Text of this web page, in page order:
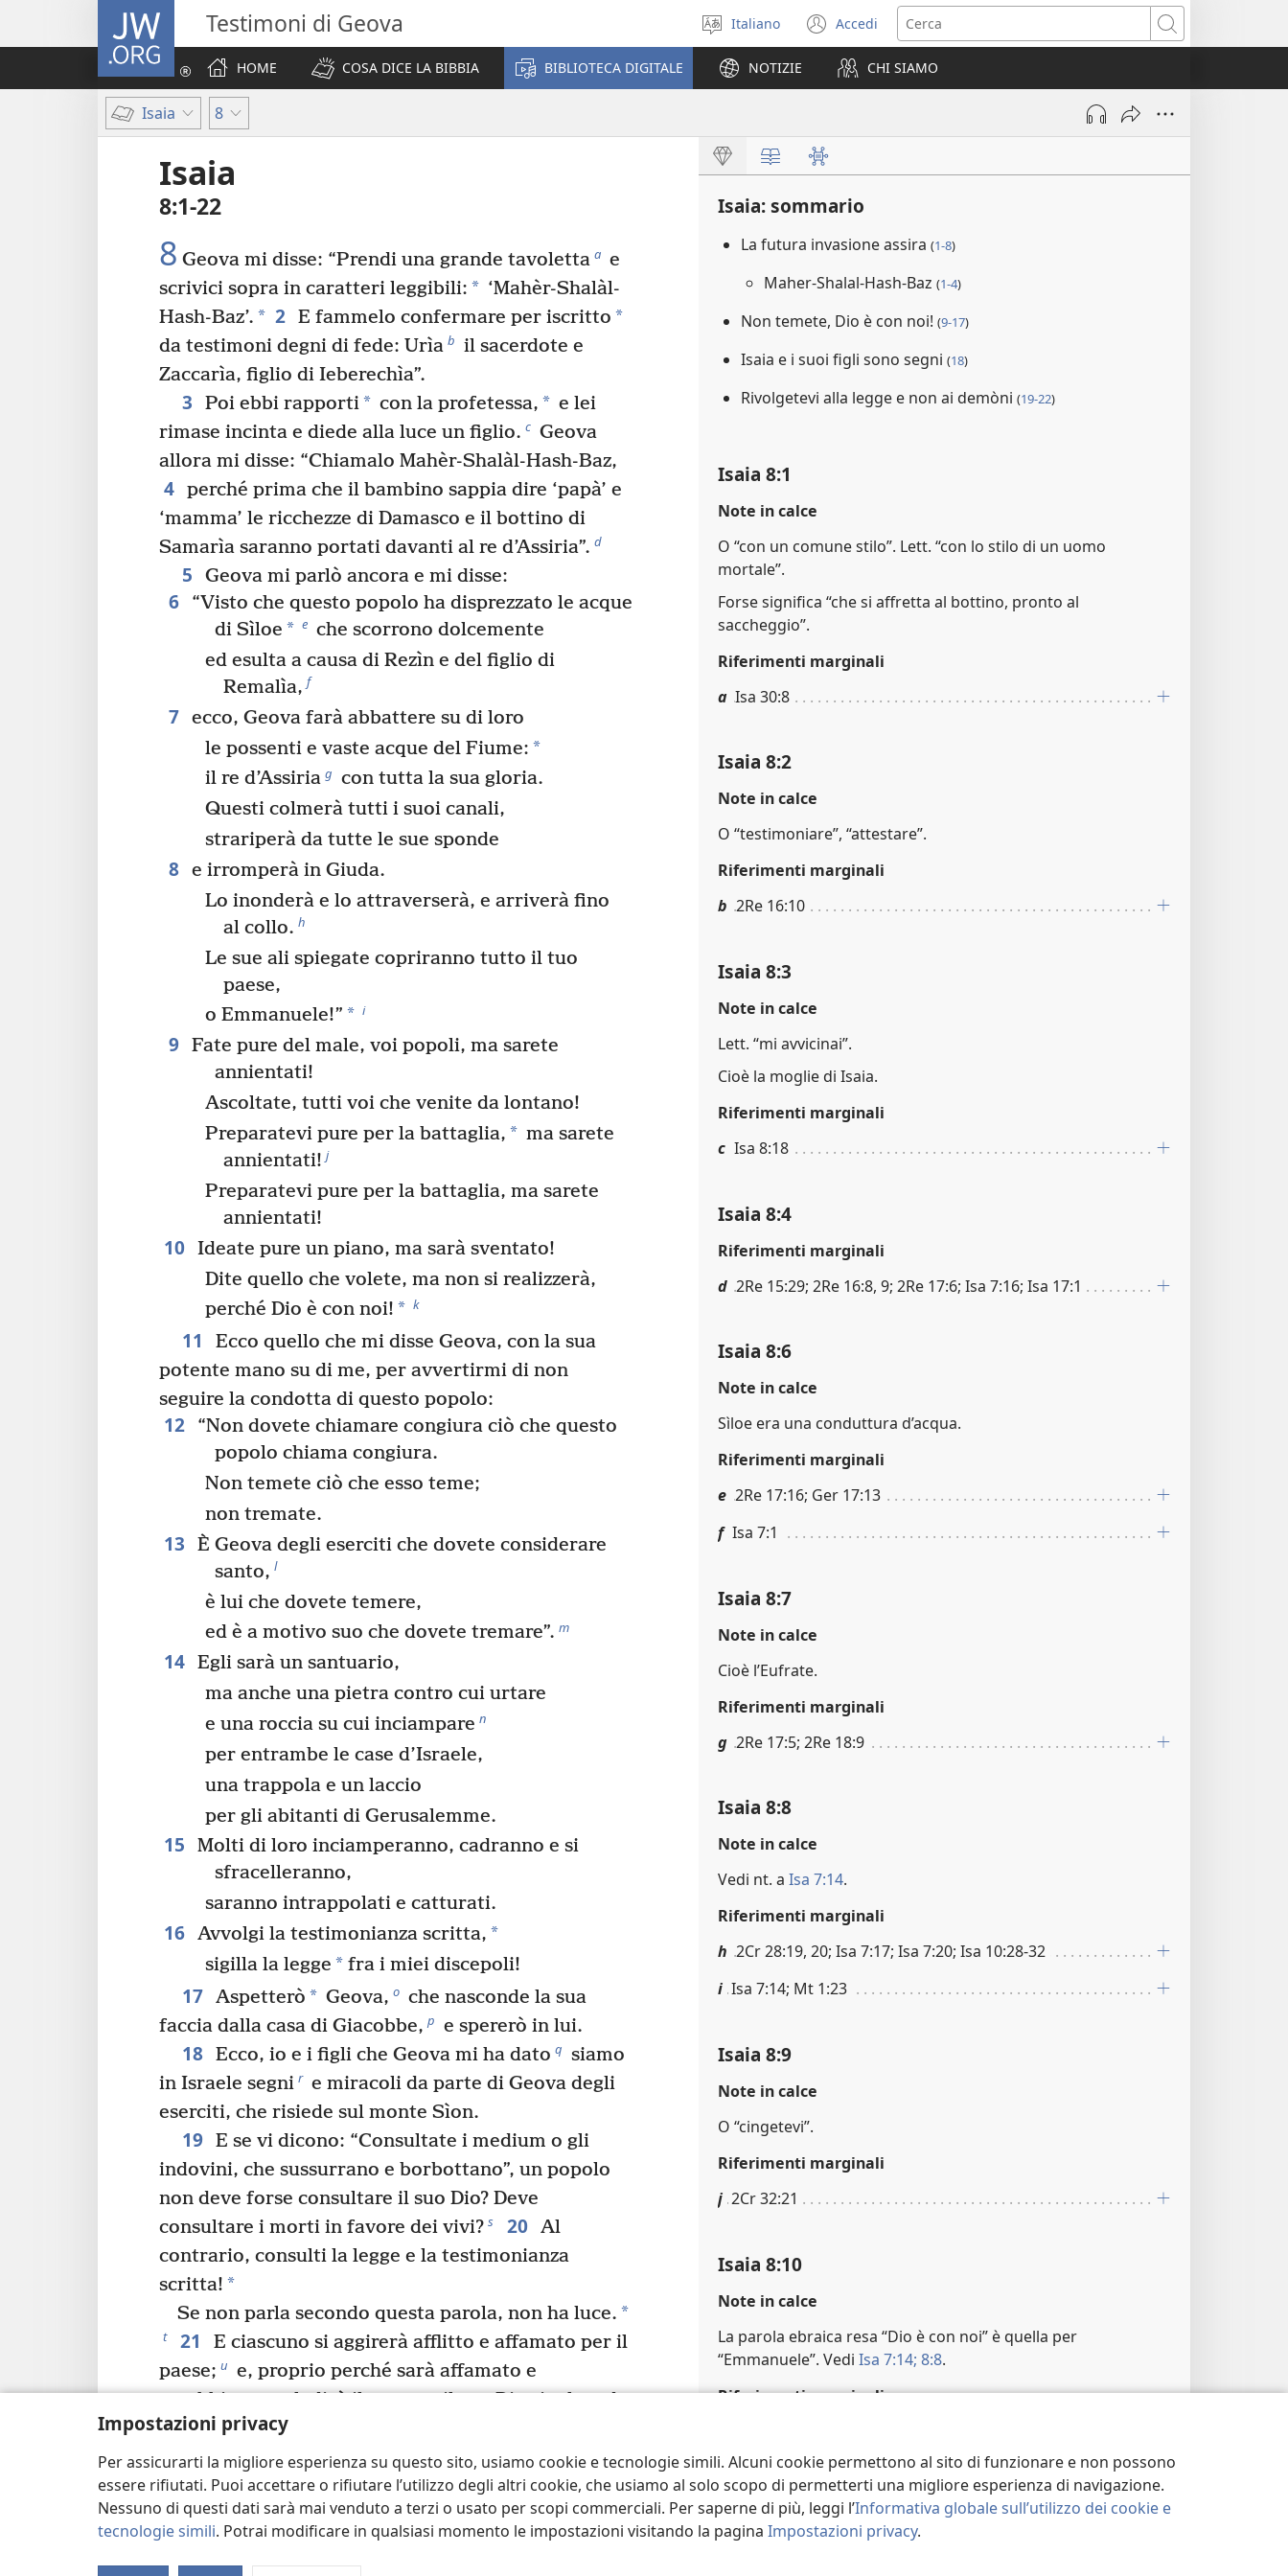
Impostazioni privacy
Per assicurarti la migliore esperienza su questo sito, usiamo cookie e tecnologie simili. Alcuni cookie permettono al sito di funzionare e non possono
essere rifiutati. Puoi accettare o rifiutare l’utilizzo degli altri cookie, che usiamo al solo scopo di permetterti una migliore esperienza di navigazione.
Nessuno di questi dati sarà mai venduto a terzi o usato per scopi commerciali. Per saperne di più, leggi l’Informativa globale sull’utilizzo dei cookie e
tecnologie simili. Potrai modificare in qualsiasi momento le impostazioni visitando la pagina Impostazioni privacy.
JW.ORG Testimoni di Geova
Seleziona
la
lingua
Italiano Accedi
(apre
una
nuova
finestra)
Cerca
HOME
COSA DICE LA BIBBIA BIBLIOTECA DIGITALE NOTIZIE CHI SIAMO
Isaia 8
Isaia
8:1-22
8 Geova mi disse: “Prendi una grande tavoletta a e
scrivici sopra in caratteri leggibili: * ‘Mahèr-Shalàl-
Hash-Baz’. * 2 E fammelo confermare per iscritto *
da testimoni degni di fede: Urìa b il sacerdote e
Zaccarìa, figlio di Ieberechìa”.
3 Poi ebbi rapporti* con la profetessa, * e lei
rimase incinta e diede alla luce un figlio. c Geova
allora mi disse: “Chiamalo Mahèr-Shalàl-Hash-Baz,
4 perché prima che il bambino sappia dire ‘papà’ e
‘mamma’ le ricchezze di Damasco e il bottino di
Samarìa saranno portati davanti al re d’Assiria”. d
5 Geova mi parlò ancora e mi disse:
6
“Visto che questo popolo ha disprezzato le acque
di Sìloe * e che scorrono dolcemente
ed esulta a causa di Rezìn e del figlio di
Remalìa, f
7 ecco, Geova farà abbattere su di loro
le possenti e vaste acque del Fiume: *
il re d’Assiria g con tutta la sua gloria.
Questi colmerà tutti i suoi canali,
strariperà da tutte le sue sponde
8 e irromperà in Giuda.
Lo inonderà e lo attraverserà, e arriverà fino
al collo. h
Le sue ali spiegate copriranno tutto il tuo
paese,
o Emmanuele!” * i
9 Fate pure del male, voi popoli, ma sarete
annientati!
Ascoltate, tutti voi che venite da lontano!
Preparatevi pure per la battaglia, * ma sarete
annientati! j
Preparatevi pure per la battaglia, ma sarete
annientati!
10 Ideate pure un piano, ma sarà sventato!
Dite quello che volete, ma non si realizzerà,
perché Dio è con noi! * k
11
Ecco quello che mi disse Geova, con la sua
potente mano su di me, per avvertirmi di non
seguire la condotta di questo popolo:
12
“Non dovete chiamare congiura ciò che questo
popolo chiama congiura.
Non temete ciò che esso teme;
non tremate.
13
È Geova degli eserciti che dovete considerare
santo, l
è lui che dovete temere,
ed è a motivo suo che dovete tremare”. m
14 Egli sarà un santuario,
ma anche una pietra contro cui urtare
e una roccia su cui inciampare n
per entrambe le case d’Israele,
una trappola e un laccio
per gli abitanti di Gerusalemme.
15
Molti di loro inciamperanno, cadranno e si
sfracelleranno,
saranno intrappolati e catturati.
16 Avvolgi la testimonianza scritta, *
sigilla la legge * fra i miei discepoli!
17 Aspetterò * Geova, o che nasconde la sua
faccia dalla casa di Giacobbe, p e spererò in lui.
18 Ecco, io e i figli che Geova mi ha dato q siamo
in Israele segni r e miracoli da parte di Geova degli
eserciti, che risiede sul monte Sìon.
19 E se vi dicono: “Consultate i medium o gli
indovini, che sussurrano e borbottano”, un popolo
non deve forse consultare il suo Dio? Deve
consultare i morti in favore dei vivi? s 20 Al
contrario, consulti la legge e la testimonianza
scritta! *
Se non parla secondo questa parola, non ha luce. *
t 21
E ciascuno si aggirerà afflitto e affamato per il
paese; u e, proprio perché sarà affamato e
arrabbiato, maledirà il suo re e il suo Dio rivolgendo
lo sguardo verso l’alto.
alla terra e vedrà solo angoscia, tenebre, oscurità e
tempi difficili, buio e nessuna luce.
Precedente
Isaia: sommario
La futura invasione assira (1-8)
Maher-Shalal-Hash-Baz (1-4)
Non temete, Dio è con noi! (9-17)
Isaia e i suoi figli sono segni (18)
Rivolgetevi alla legge e non ai demòni (19-22)
Isaia 8:1
Note in calce
O “con un comune stilo”. Lett. “con lo stilo di un uomo
mortale”.
Forse significa “che si affretta al bottino, pronto al
saccheggio”.
Riferimenti marginali
a Isa 30:8
Isaia 8:2
Note in calce
O “testimoniare”, “attestare”.
Riferimenti marginali
b 2Re 16:10
Isaia 8:3
Note in calce
Lett. “mi avvicinai”.
Cioè la moglie di Isaia.
Riferimenti marginali
c Isa 8:18
Isaia 8:4
Riferimenti marginali
d 2Re 15:29; 2Re 16:8, 9; 2Re 17:6; Isa 7:16; Isa 17:1
Isaia 8:6
Note in calce
Sìloe era una conduttura d’acqua.
Riferimenti marginali
e 2Re 17:16; Ger 17:13
f Isa 7:1
Isaia 8:7
Note in calce
Cioè l’Eufrate.
Riferimenti marginali
g 2Re 17:5; 2Re 18:9
Isaia 8:8
Note in calce
Vedi nt. a Isa 7:14.
Riferimenti marginali
h 2Cr 28:19, 20; Isa 7:17; Isa 7:20; Isa 10:28-32
i Isa 7:14; Mt 1:23
Isaia 8:9
Note in calce
O “cingetevi”.
Riferimenti marginali
j 2Cr 32:21
Isaia 8:10
Note in calce
La parola ebraica resa “Dio è con noi” è quella per
“Emmanuele”. Vedi Isa 7:14; 8:8.
Riferimenti marginali
Isaia 8:13
Riferimenti marginali